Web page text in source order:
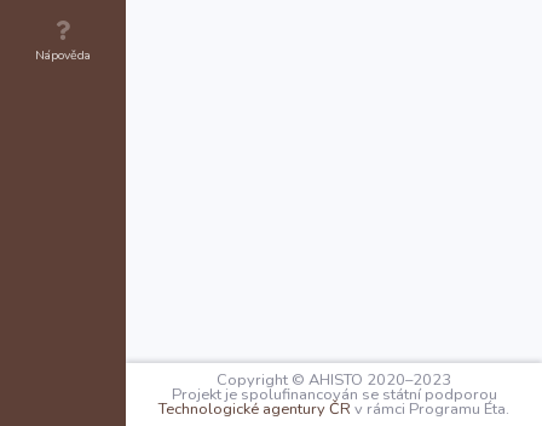
Nápověda
Copyright © AHISTO 2020–2023
Projekt je spolufinancován se státní podporou
Technologické agentury ČR v rámci Programu Éta.